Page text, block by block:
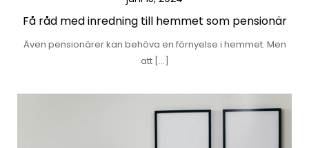
Få råd med inredning till hemmet som pensionär
Även pensionärer kan behöva en förnyelse i hemmet. Men
att […]